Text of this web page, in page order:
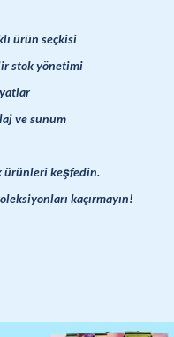
ürün seçkisi
stok yönetimi
ve sunum
ürünleri keşfedin.
kaçırmayın!